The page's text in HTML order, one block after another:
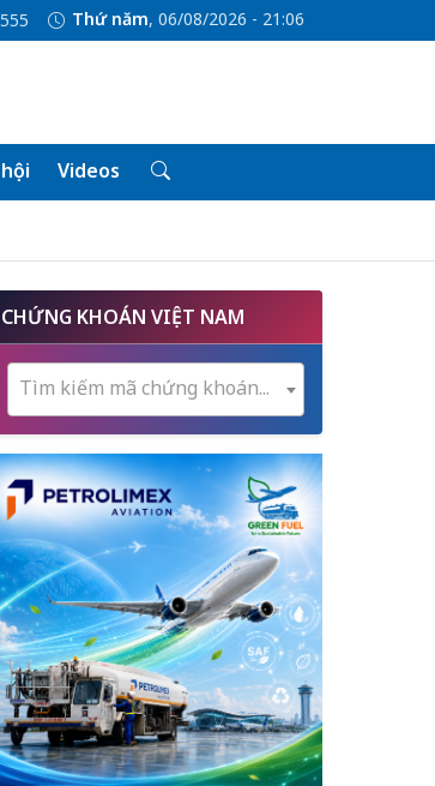
Thứ năm, 06/08/2026 - 21:06
Videos
CHỨNG KHOÁN VIỆT NAM
Tìm kiếm mã chứng khoán...